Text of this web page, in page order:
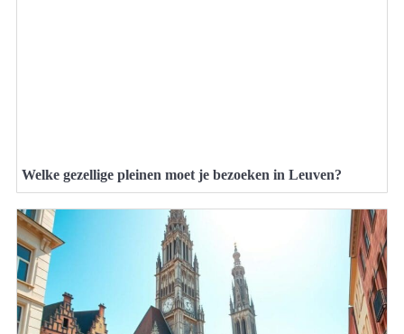
Welke gezellige pleinen moet je bezoeken in Leuven?